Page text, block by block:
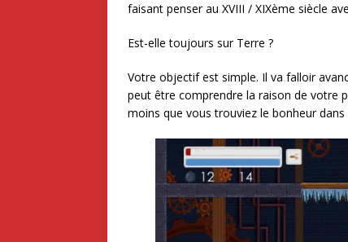
faisant penser au XVIII / XIXème siècle
Est-elle toujours sur Terre ?
Votre objectif est simple. Il va falloir
peut être comprendre la raison de votre
moins que vous trouviez le bonheur dans